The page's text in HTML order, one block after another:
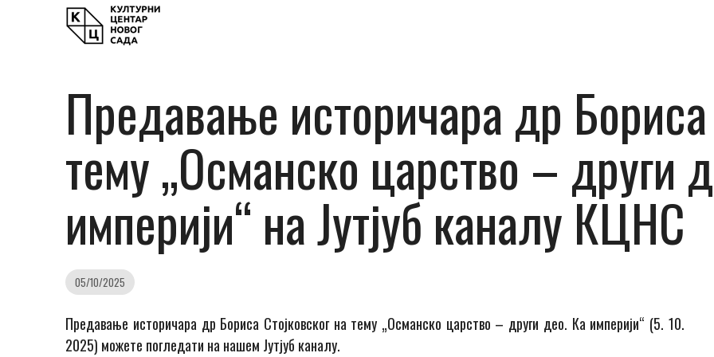
Предавање историчара др Бориса
тему „Османско царство – други
империји“ на Јутјуб каналу КЦНС
05/10/2025
Предавање историчара др Бориса Стојковског на тему „Османско царство – други део. Ка империји“ (5. 10.
2025) можете погледати на нашем Јутјуб каналу.